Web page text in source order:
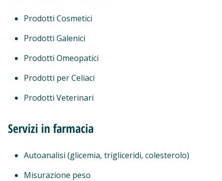
Prodotti Cosmetici
Prodotti Galenici
Prodotti Omeopatici
Prodotti per Celiaci
Prodotti Veterinari
Servizi in farmacia
Autoanalisi (glicemia, trigliceridi, colesterolo)
Misurazione peso